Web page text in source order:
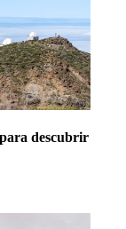
para descubrir